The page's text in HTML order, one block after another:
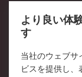
クッキーポリ
RSについて
より良い体
す
当社のウェブサ
ビスを提供し